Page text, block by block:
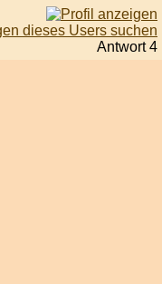
Antwort 4